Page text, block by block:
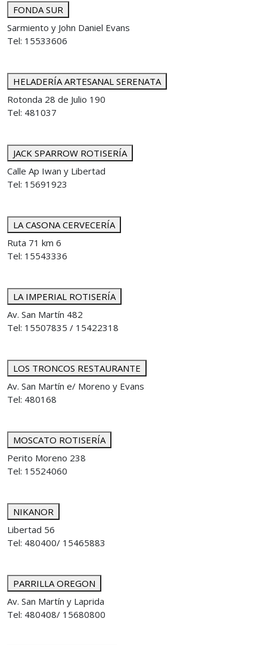
FONDA SUR
Sarmiento y John Daniel Evans
Tel: 15533606
HELADERÍA ARTESANAL SERENATA
Rotonda 28 de Julio 190
Tel: 481037
JACK SPARROW ROTISERÍA
Calle Ap Iwan y Libertad
Tel: 15691923
LA CASONA CERVECERÍA
Ruta 71 km 6
Tel: 15543336
LA IMPERIAL ROTISERÍA
Av. San Martín 482
Tel: 15507835 / 15422318
LOS TRONCOS RESTAURANTE
Av. San Martín e/ Moreno y Evans
Tel: 480168
MOSCATO ROTISERÍA
Perito Moreno 238
Tel: 15524060
NIKANOR
Libertad 56
Tel: 480400/ 15465883
PARRILLA OREGON
Av. San Martín y Laprida
Tel: 480408/ 15680800